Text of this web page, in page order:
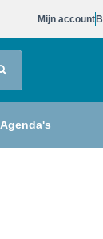
Mijn account
Agenda's